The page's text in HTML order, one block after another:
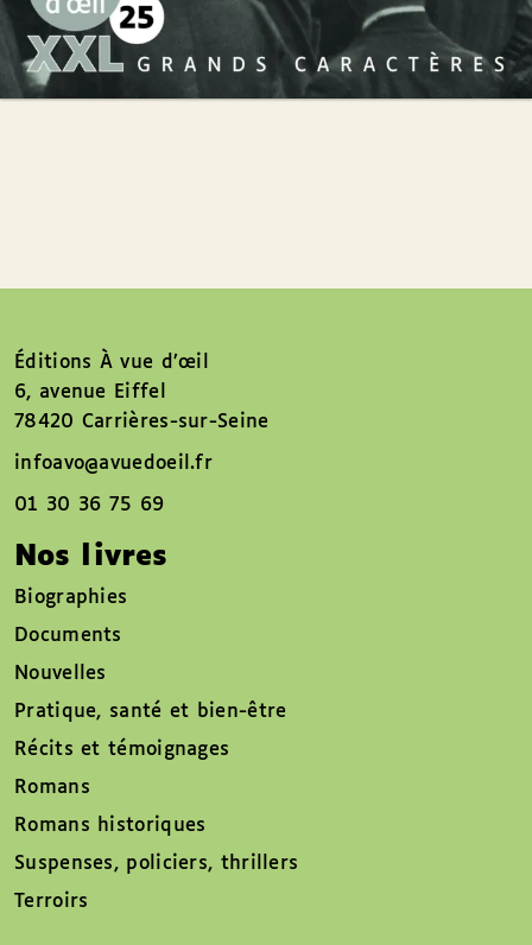
Éditions À vue d’œil
6, avenue Eiffel
78420 Carrières-sur-Seine
infoavo@avuedoeil.fr
01 30 36 75 69
Nos livres
Biographies
Documents
Nouvelles
Pratique, santé et bien-être
Récits et témoignages
Romans
Romans historiques
Suspenses, policiers, thrillers
Terroirs